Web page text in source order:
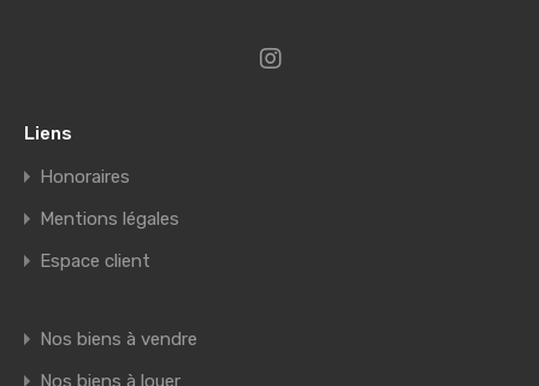
Liens
Honoraires
Mentions légales
Espace client
Nos biens à vendre
Nos biens à louer